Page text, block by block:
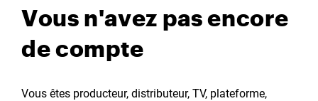
Vous n'avez pas encore
de compte
Vous êtes producteur, distributeur, TV, plateforme,